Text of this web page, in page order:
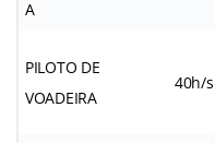
A
PILOTO DE
VOADEIRA
40h/s